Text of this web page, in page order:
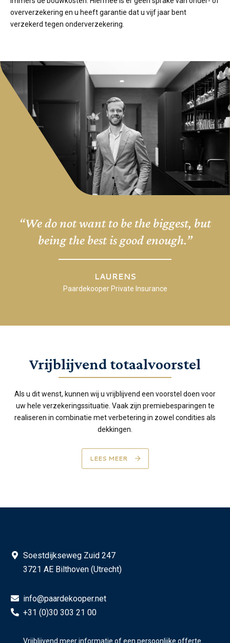
oververzekering en u heeft garantie dat u vijf jaar bent
verzekerd tegen onderverzekering.
“We do not want to be the biggest, but
being the best is good enough.”
LAURENS
Paardekooper Private Insurance
Vrijblijvend totaalvoorstel
Als u dit wenst, kunnen wij u vrijblijvend een voorstel doen voor
uw hele verzekeringssituatie. Vaak zijn premiebesparingen te
realiseren in combinatie met verbetering in zowel condities als
dekkingen.
LEES MEER
Vrijblijvend meer informatie of een persoonlijke offerte
Soestdijkseweg Zuid 247
3721 AE Bilthoven (Utrecht)
info@paardekooper.net
+31 (0)30 303 21 00